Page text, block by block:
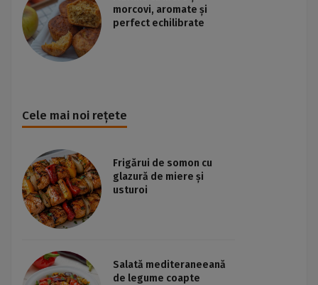
morcovi, aromate și
perfect echilibrate
Cele mai noi rețete
Frigărui de somon cu
glazură de miere și
usturoi
Salată mediteraneeană
de legume coapte